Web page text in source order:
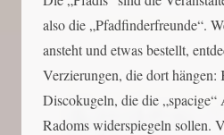
also die „Pfadfinderfreunde“.
ansteht und etwas bestellt,
Verzierungen, die dort hängen:
Discokugeln, die die „spacige“
Radoms widerspiegeln sollen.